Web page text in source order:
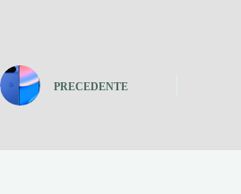
PRECEDENTE